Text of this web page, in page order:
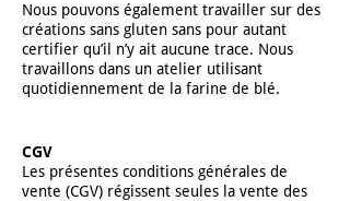
Nous pouvons également travailler sur des
créations sans gluten sans pour autant
certifier qu’il n’y ait aucune trace. Nous
travaillons dans un atelier utilisant
quotidiennement de la farine de blé.
CGV
Les présentes conditions générales de
vente (CGV) régissent seules la vente des